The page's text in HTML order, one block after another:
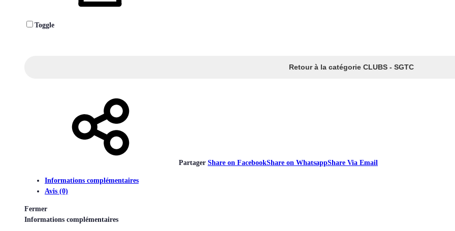
Toggle
Retour à la catégorie CLUBS - SGTC
Partager Share on FacebookShare on WhatsappShare Via Email
Informations complémentaires
Avis (0)
Fermer
Informations complémentaires